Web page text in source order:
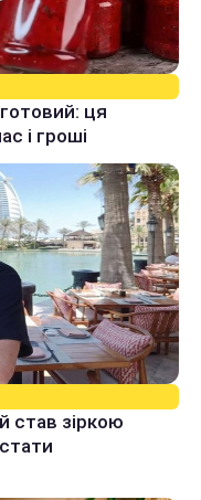
ця
і гроші
став зіркою